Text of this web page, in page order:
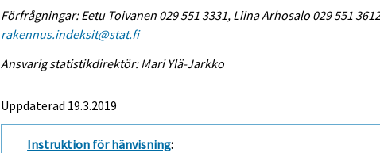
Förfrågningar: Eetu Toivanen 029 551 3331, Liina Arhosalo 029 551
rakennus.indeksit@stat.fi
Ansvarig statistikdirektör: Mari Ylä-Jarkko
Uppdaterad 19.3.2019
Instruktion för hänvisning: